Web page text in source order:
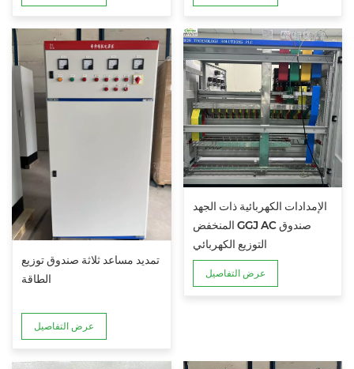
تمديد مساعد ثلاثة صندوق توزيع
الطاقة
عرض التفاصيل
الإمدادات الكهربائية ذات الجهد
المنخفض GGJ AC صندوق
التوزيع الكهربائي
عرض التفاصيل